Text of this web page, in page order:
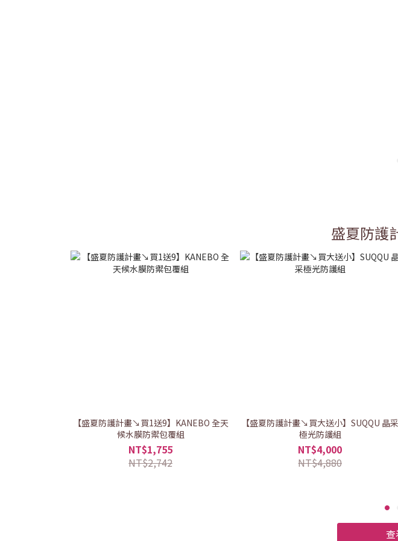
盛夏防護
【盛夏防護計畫↘買1送9】KANEBO 全天
候水膜防禦包覆組
NT$1,755
NT$2,742
【盛夏防護計畫↘買大送小】SUQQU 晶采
極光防護組
NT$4,000
NT$4,880